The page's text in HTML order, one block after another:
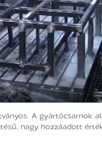
A gyártócsarnok
nagy hozzáadott